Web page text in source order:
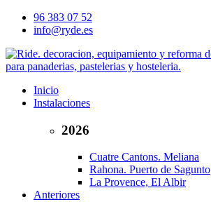
96 383 07 52
info@ryde.es
Inicio
Instalaciones
2026
Cuatre Cantons. Meliana
Rahona. Puerto de Sagunto
La Provence, El Albir
Anteriores